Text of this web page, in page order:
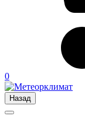
0
Назад